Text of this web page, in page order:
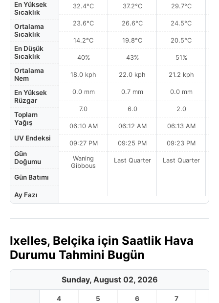
En Yüksek
Sıcaklık
Ortalama
Sıcaklık
En Düşük
Sıcaklık
Ortalama
Nem
En Yüksek
Rüzgar
Toplam
Yağış
UV Endeksi
Gün
Doğumu
Gün Batımı
Ay Fazı
32.4°C
23.6°C
14.2°C
40%
18.0 kph
0.0 mm
7.0
06:10 AM
09:27 PM
Waning
Gibbous
37.2°C
26.6°C
19.8°C
43%
22.0 kph
0.7 mm
6.0
06:12 AM
09:25 PM
Last Quarter
29.7°C
24.5°C
20.5°C
51%
21.2 kph
0.0 mm
2.0
06:13 AM
09:23 PM
Last Quarter
Ixelles, Belçika için Saatlik Hava
Durumu Tahmini Bugün
Sunday, August 02, 2026
4 5 6 7